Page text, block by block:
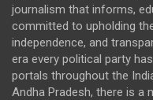
journalism that informs,
committed to upholding
independence, and
era every political party
portals throughout the
Andha Pradesh, there is a